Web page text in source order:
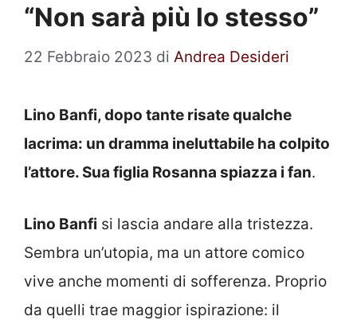
“Non sarà più lo stesso”
22 Febbraio 2023 di Andrea Desideri
Lino Banfi, dopo tante risate qualche
lacrima: un dramma ineluttabile ha colpito
l’attore. Sua figlia Rosanna spiazza i fan.
Lino Banfi si lascia andare alla tristezza.
Sembra un’utopia, ma un attore comico
vive anche momenti di sofferenza. Proprio
da quelli trae maggior ispirazione: il